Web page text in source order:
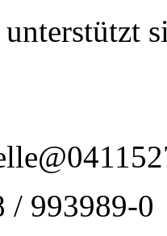
/ 993989-0